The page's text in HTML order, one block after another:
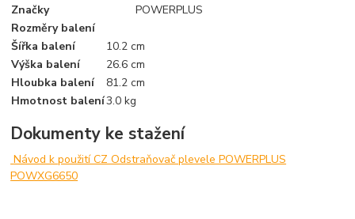
Značky
POWERPLUS
Rozměry balení
Šířka balení
10.2 cm
Výška balení
26.6 cm
Hloubka balení
81.2 cm
Hmotnost balení3.0 kg
Dokumenty ke stažení
Návod k použití CZ Odstraňovač plevele POWERPLUS
POWXG6650